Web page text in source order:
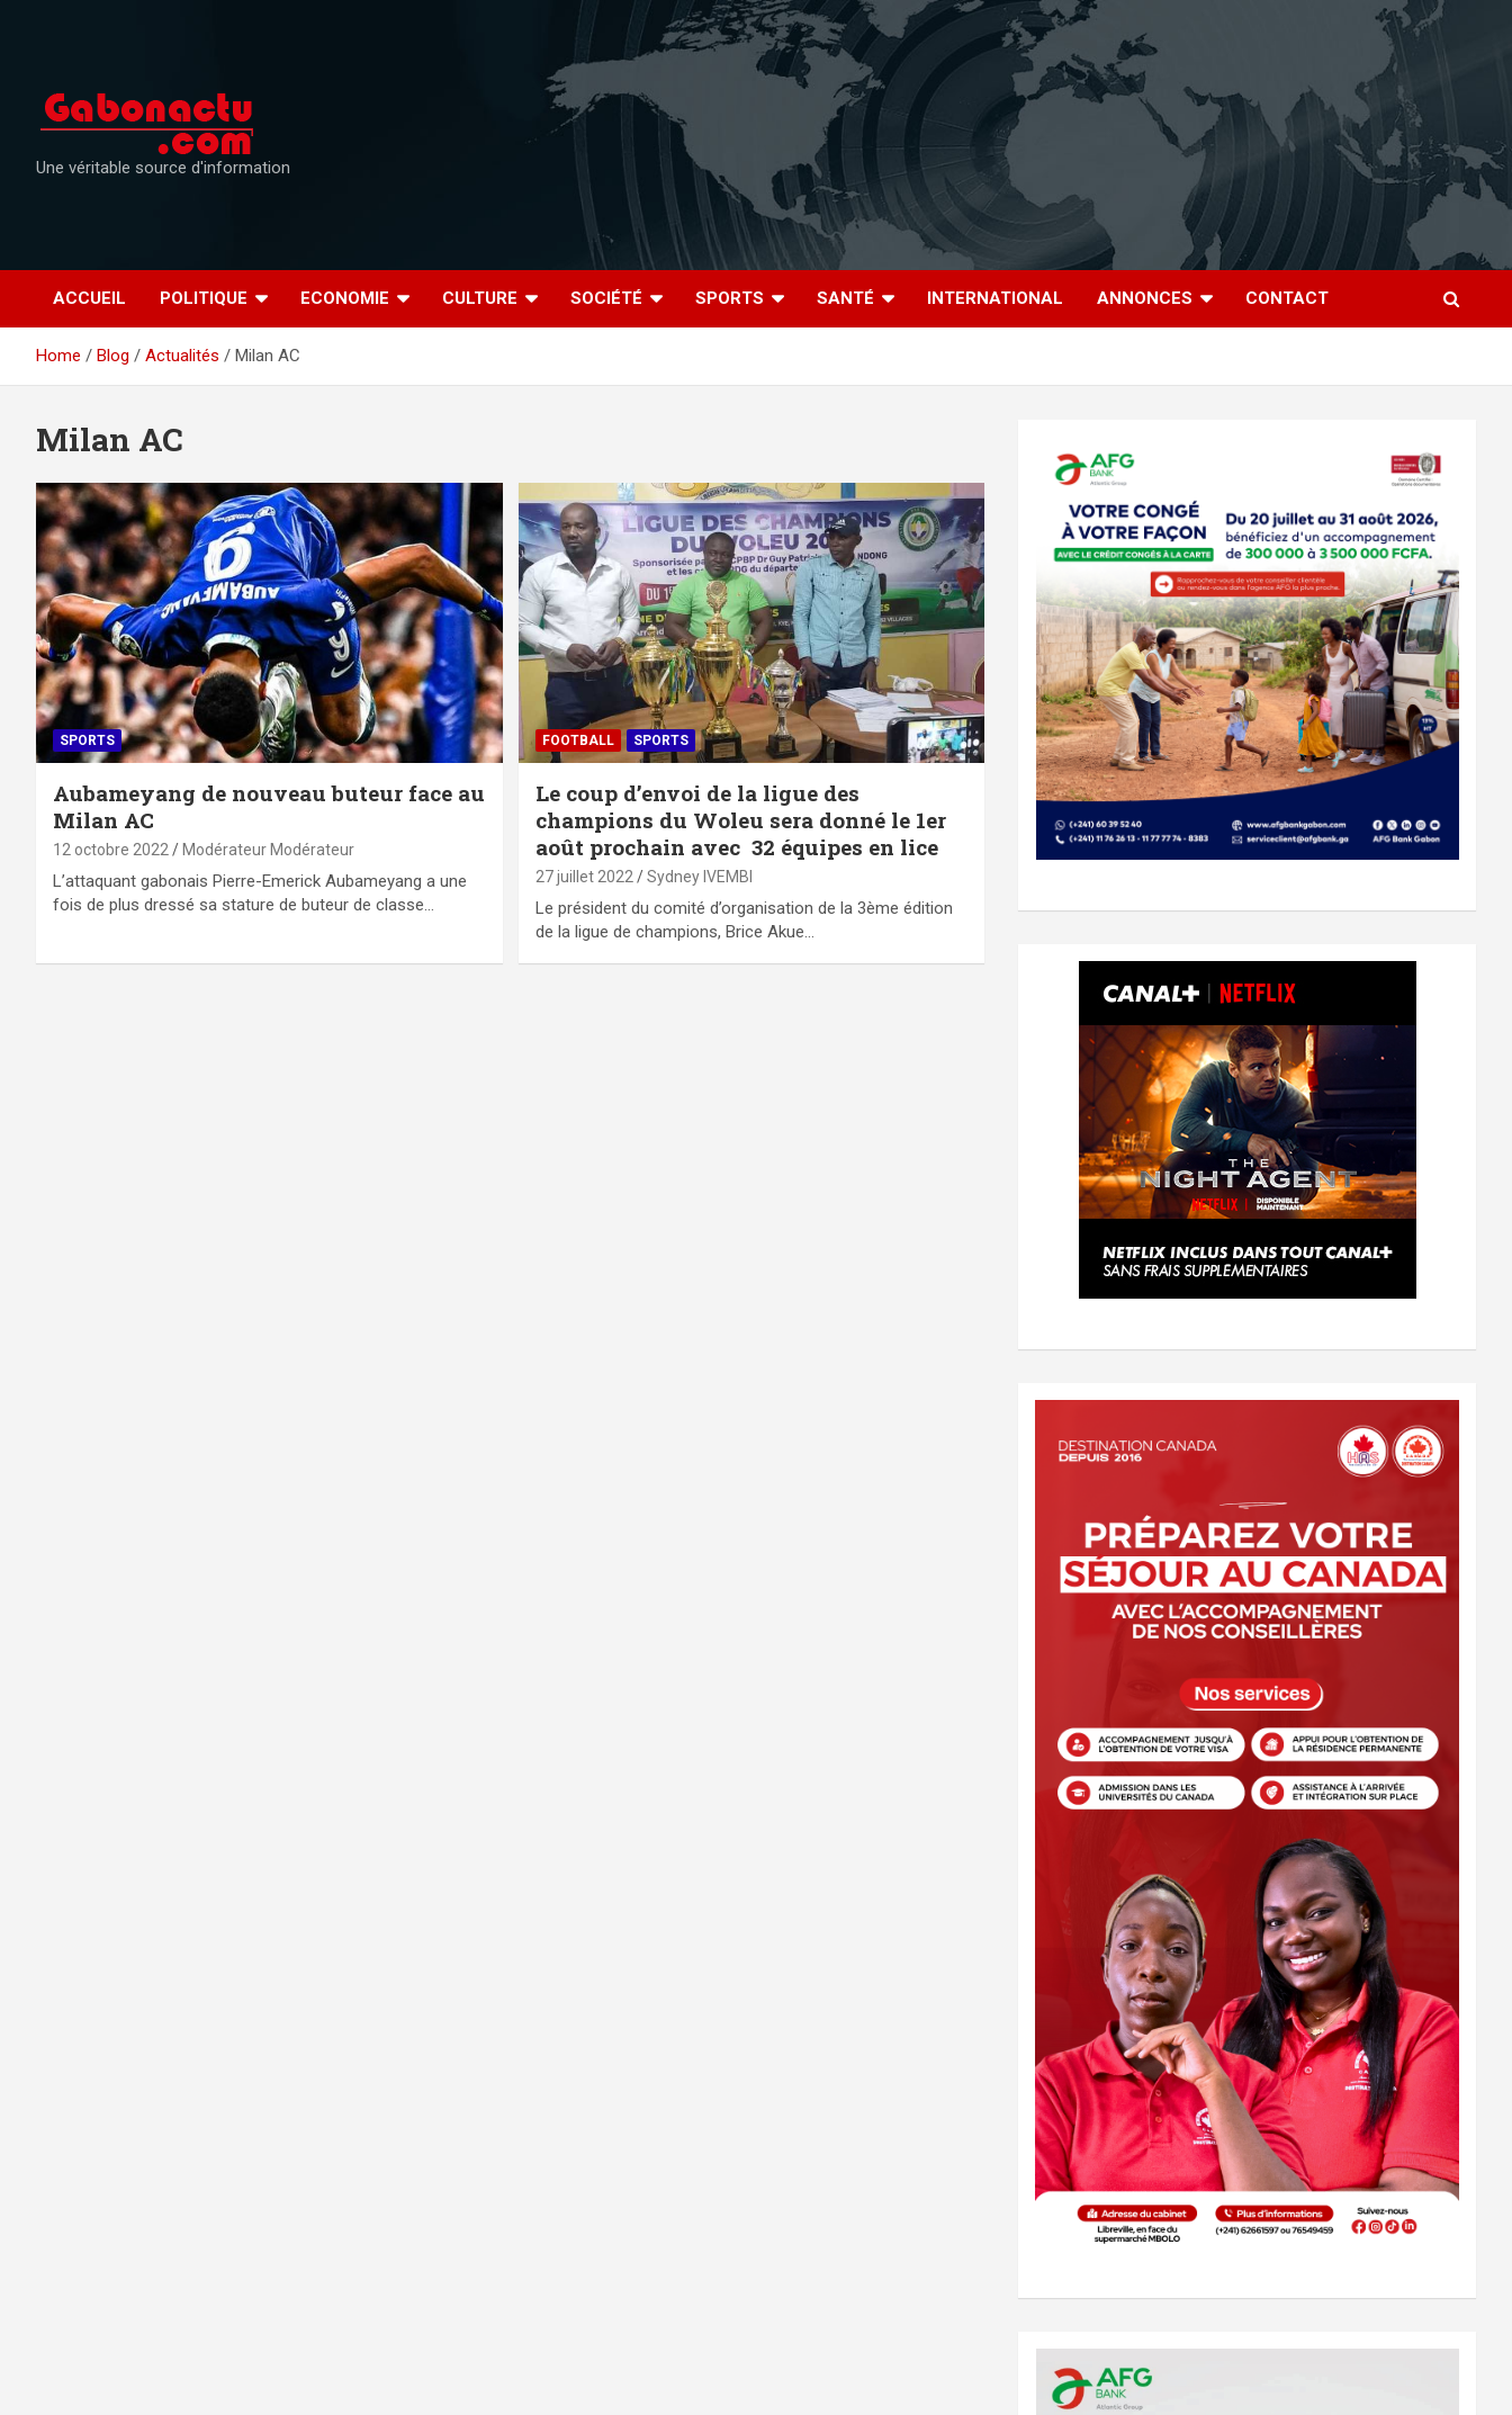
Une véritable source d'information
ACCUEIL POLITIQUE ECONOMIE CULTURE SOCIÉTÉ SPORTS SANTÉ INTERNATIONAL ANNONCES CONTACT
Home Blog Actualités Milan AC
Milan AC
SPORTS
Aubameyang de nouveau buteur face au
Milan AC
12 octobre 2022 Modérateur Modérateur
L’attaquant gabonais Pierre-Emerick Aubameyang a une
fois de plus dressé sa stature de buteur de classe…
FOOTBALL SPORTS
Le coup d’envoi de la ligue des
champions du Woleu sera donné le 1er
août prochain avec 32 équipes en lice
27 juillet 2022 Sydney IVEMBI
Le président du comité d’organisation de la 3ème édition
de la ligue de champions, Brice Akue…